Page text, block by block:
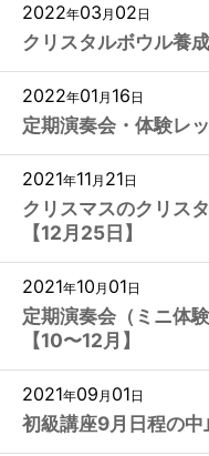
2022年03 月 02 日
クリスタルボウル養
2022年01 月 16 日
定期演奏会・体験レ
2021年11 月 21 日
クリスマスのクリス
【12月25日】
2021年10 月 01 日
定期演奏会（ミニ体
【10〜12月】
2021年09 月 01 日
初級講座9月日程の